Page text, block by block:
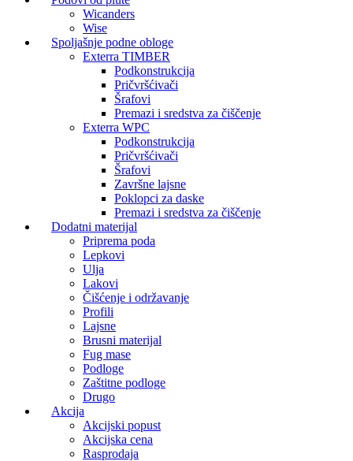
Wicanders
Wise
Spoljašnje podne obloge
Exterra TIMBER
Podkonstrukcija
Pričvršćivači
Šrafovi
Premazi i sredstva za čiščenje
Exterra WPC
Podkonstrukcija
Pričvršćivači
Šrafovi
Završne lajsne
Poklopci za daske
Premazi i sredstva za čiščenje
Dodatni materijal
Priprema poda
Lepkovi
Ulja
Lakovi
Čišćenje i održavanje
Profili
Lajsne
Brusni materijal
Fug mase
Podloge
Zaštitne podloge
Drugo
Akcija
Akcijski popust
Akcijska cena
Rasprodaja